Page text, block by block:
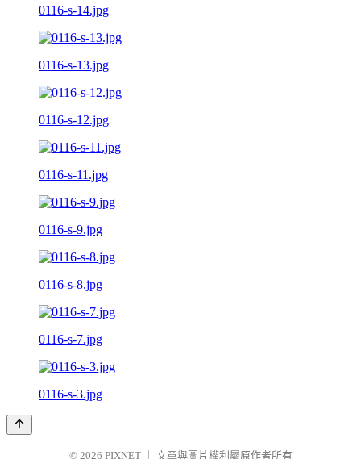
0116-s-14.jpg
0116-s-13.jpg
0116-s-12.jpg
0116-s-11.jpg
0116-s-9.jpg
0116-s-8.jpg
0116-s-7.jpg
0116-s-3.jpg
© 2026 PIXNET 文章與圖片權利屬原作者所有